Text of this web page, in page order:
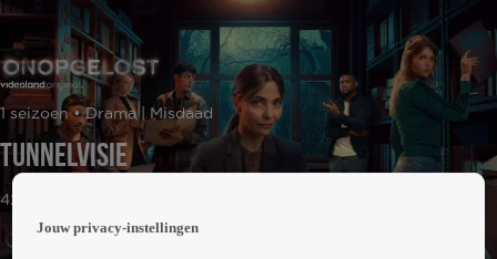
page
1 seizoen • Drama | Misdaad
Tunnelvisie
42min
Jouw privacy-instellingen